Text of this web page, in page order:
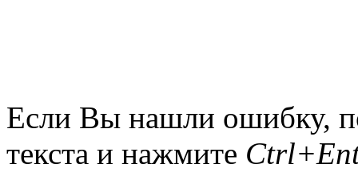
Если Вы нашли ошибку,
текста и нажмите